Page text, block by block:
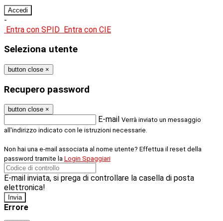
-
Entra con SPID Entra con CIE
Seleziona utente
button close ×
Recupero password
button close ×
E-mail Verrà inviato un messaggio
all'indirizzo indicato con le istruzioni necessarie.
Non hai una e-mail associata al nome utente? Effettua il reset della
password tramite la Login Spaggiari
E-mail inviata, si prega di controllare la casella di posta
elettronica!
Errore